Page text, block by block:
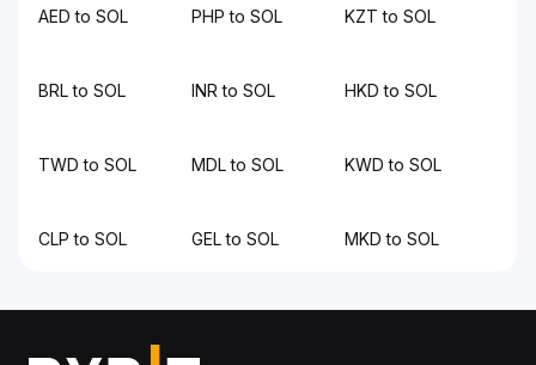
AED to SOL PHP to SOL KZT to SOL
BRL to SOL INR to SOL HKD to SOL
TWD to SOL MDL to SOL KWD to SOL
CLP to SOL GEL to SOL MKD to SOL